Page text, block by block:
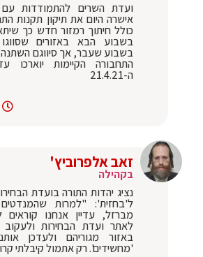
ועדת השרים להתמודדות עם
אישרה היום את תיקון תקנות
כולל חיתוך רמזור חדש כך
בשבוע הבא באזורים
בשבוע שעבר, אך סיווגם
התחבורה הקיימות יוארכו
ה-21.4.21
זאב אלפרוביץ'
בקהילה
נציג יהדות התורה בועדת
ל'בחזית': "למרות שהמנדטים
מברזל, עדיין אנחנו קוראים
לאתר ועדת הבחירות
באזור מגוריהם ולעדכן
'מחשידים'. רק אתמול קיבלתי קרוב ל-60